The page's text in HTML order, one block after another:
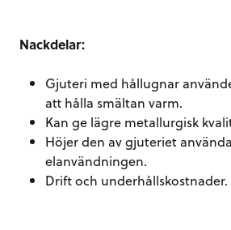
Nackdelar:
Gjuteri med hållugnar
att hålla smältan varm.
Kan ge lägre metallurgisk
Höjer den av gjuteriet
elanvändningen.
Drift och underhållskostnader.